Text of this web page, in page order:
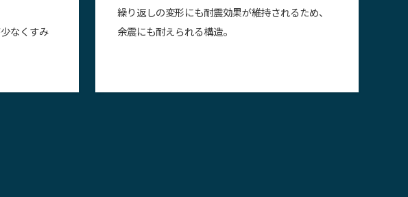
なくすみ
繰り返しの変形にも耐震効果が維持されるため、
余震にも耐えられる構造。